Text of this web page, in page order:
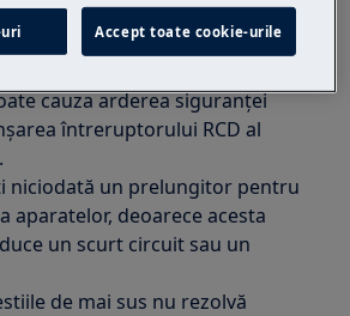
mai multe aparate la
cauza arderea siguranței
întreruptorului RCD al
niciodată un prelungitor pentru
aparatelor, deoarece acesta
un scurt circuit sau un
de mai sus nu rezolvă
Accept toate cookie-urile